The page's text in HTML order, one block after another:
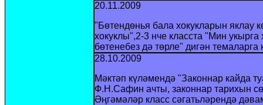
20.11.2009
"Бөтендөнья бала хокукларын яклау
хокуклы",2-3 нче класста "Мин
бөтенебез дә төрле" дигән темаларга
28.10.2009
Мәктәп күләмендә "Законнар кайда
Ф.Н.Сафин ачты, законнар тарихын
Әңгәмәләр класс сәгатьләрендә